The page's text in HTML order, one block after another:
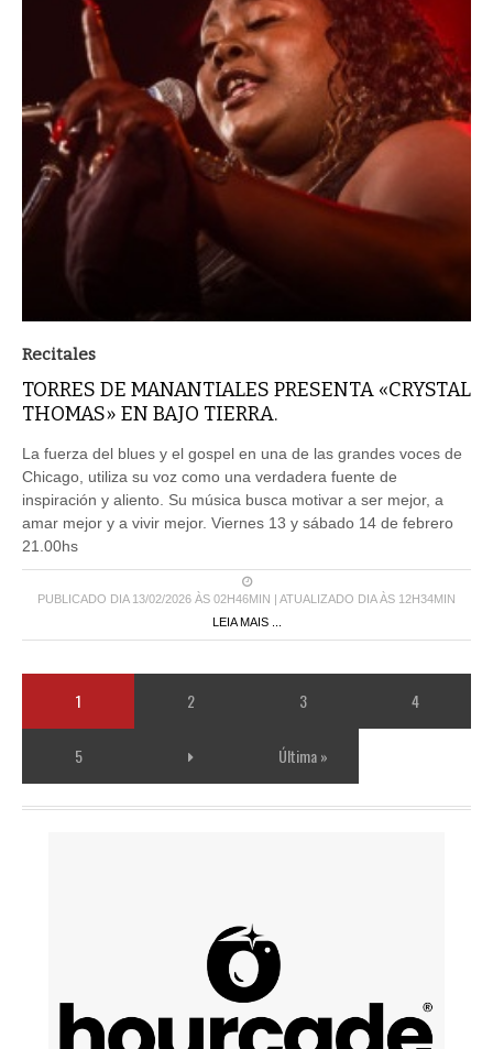
Recitales
TORRES DE MANANTIALES PRESENTA «CRYSTAL
THOMAS» EN BAJO TIERRA.
La fuerza del blues y el gospel en una de las grandes voces de
Chicago, utiliza su voz como una verdadera fuente de
inspiración y aliento. Su música busca motivar a ser mejor, a
amar mejor y a vivir mejor. Viernes 13 y sábado 14 de febrero
21.00hs
PUBLICADO DIA 13/02/2026 ÀS 02H46MIN | ATUALIZADO DIA ÀS 12H34MIN
LEIA MAIS ...
1 2 3 4
5 Última »